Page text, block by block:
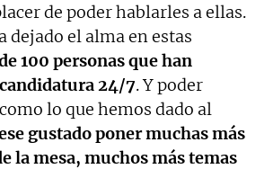
de poder hablarles a ellas.
dejado el alma en estas
100 personas que han
24/7. Y poder
lo que hemos dado al
gustado poner muchas más
la mesa, muchos más temas